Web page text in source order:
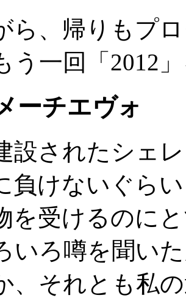
ら、帰りもプ
う一回「2012
ーチエヴォ
設されたシェ
負けないぐら
を受けるのに
いろ噂を聞い
、それとも私